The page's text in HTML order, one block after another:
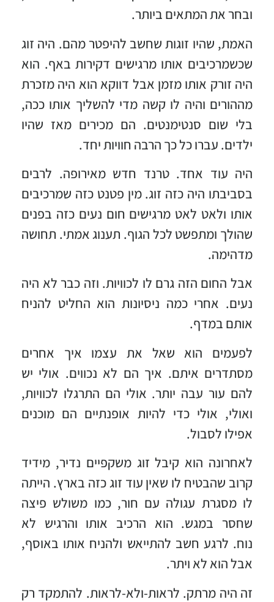
ובחר את המתאים ביותר.
האמת, שהיו זוגות שחשב להיפטר מהם. היה זוג
שכשמרכיבים אותו מרגישים דקירות באף. הוא
היה זורק אותו מזמן אבל דווקא הוא היה מזכרת
מההורים והיה לו קשה מדי להשליך אותו ככה,
בלי שום סנטימנטים. הם מכירים מאז שהיו
ילדים. עברו כל כך הרבה חוויות יחד.
היה עוד אחד. טרנד חדש מאירופה. לרבים
בסביבתו היה כזה זוג. מין פטנט כזה שמרכיבים
אותו ולאט לאט מרגישים חום נעים כזה בפנים
שהולך ומתפשט לכל הגוף. תענוג אמתי. תחושה
מדהימה.
אבל החום הזה גרם לו לכוויות. וזה כבר לא היה
נעים. אחרי כמה ניסיונות הוא החליט להניח
אותם במדף.
לפעמים הוא שאל את עצמו איך אחרים
מסתדרים איתם. איך הם לא נכווים. אולי יש
להם עור עבה יותר. אולי הם התרגלו לכוויות,
ואולי, אולי כדי להיות אופנתיים הם מוכנים
אפילו לסבול.
לאחרונה הוא קיבל זוג משקפיים נדיר, מידיד
קרוב שהבטיח לו שאין עוד זוג כזה בארץ. הייתה
לו מסגרת עגולה עם חור, כמו משולש פיצה
שחסר במגש. הוא הרכיב אותו והרגיש לא
נוח. לרגע חשב להתייאש ולהניח אותו באוסף,
אבל הוא לא ויתר.
זה היה מרתק. לראות-ולא-לראות. להתמקד רק